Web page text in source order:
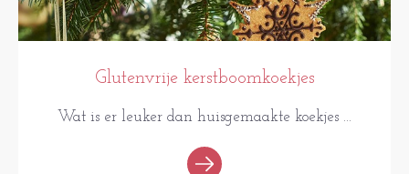
Glutenvrije kerstboomkoekjes
Wat is er leuker dan huisgemaakte koekjes ...